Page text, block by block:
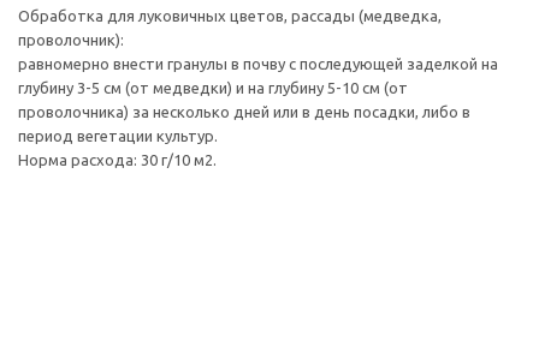
Обработка для луковичных цветов, рассады (медведка,
проволочник):
равномерно внести гранулы в почву с последующей заделкой на
глубину 3-5 см (от медведки) и на глубину 5-10 см (от
проволочника) за несколько дней или в день посадки, либо в
период вегетации культур.
Норма расхода: 30 г/10 м2.